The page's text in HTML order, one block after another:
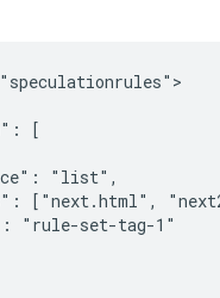
[
"list",
["next.html",
"rule-set-tag-1"